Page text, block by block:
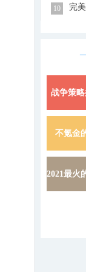
10 完
战争策
不氪金
2021最火